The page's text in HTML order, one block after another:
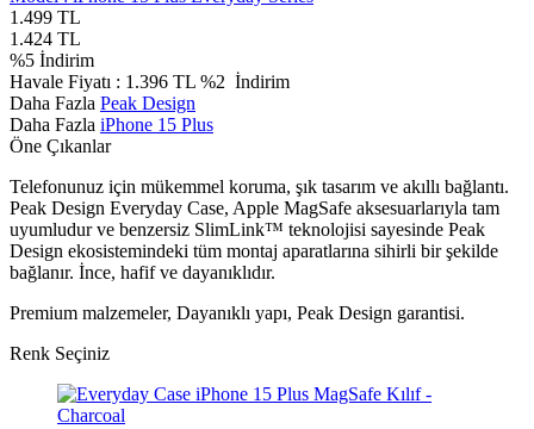
1.499 TL
1.424 TL
%5 İndirim
Havale Fiyatı : 1.396 TL %2 İndirim
Daha Fazla Peak Design
Daha Fazla iPhone 15 Plus
Öne Çıkanlar
Telefonunuz için mükemmel koruma, şık tasarım ve akıllı bağlantı.
Peak Design Everyday Case, Apple MagSafe aksesuarlarıyla tam
uyumludur ve benzersiz SlimLink™ teknolojisi sayesinde Peak
Design ekosistemindeki tüm montaj aparatlarına sihirli bir şekilde
bağlanır. İnce, hafif ve dayanıklıdır.
Premium malzemeler, Dayanıklı yapı, Peak Design garantisi.
Renk Seçiniz